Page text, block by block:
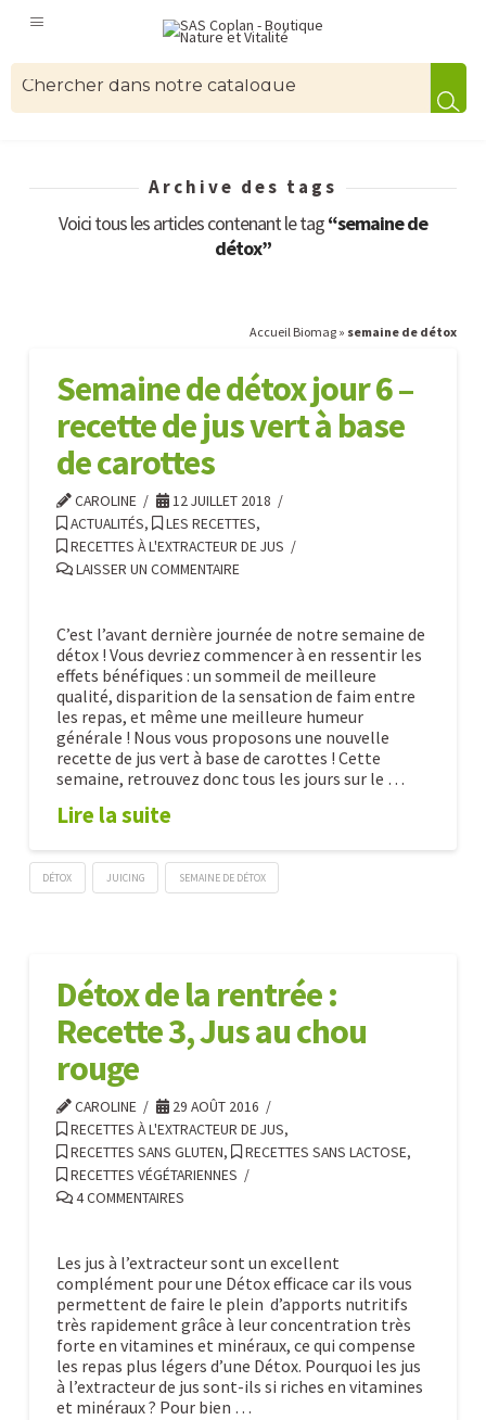
Archive des tags
Voici tous les articles contenant le tag“semaine de
détox”
Accueil Biomag » semaine de détox
Semaine de détox jour 6 –
recette de jus vert à base
de carottes
CAROLINE
12 JUILLET 2018
ACTUALITÉS, LES RECETTES,
RECETTES À L'EXTRACTEUR DE JUS
LAISSER UN COMMENTAIRE
C’est l’avant dernière journée de notre semaine de
détox ! Vous devriez commencer à en ressentir les
effets bénéfiques : un sommeil de meilleure
qualité, disparition de la sensation de faim entre
les repas, et même une meilleure humeur
générale ! Nous vous proposons une nouvelle
recette de jus vert à base de carottes ! Cette
semaine, retrouvez donc tous les jours sur le …
Lire la suite
DÉTOX JUICING SEMAINE DE DÉTOX
détox
jour
recette
de
jus
vert
base
de
carottes07.12.2018
Détox de la rentrée :
Recette 3, Jus au chou
rouge
CAROLINE
29 AOÛT 2016
RECETTES À L'EXTRACTEUR DE JUS,
RECETTES SANS GLUTEN, RECETTES SANS LACTOSE,
RECETTES VÉGÉTARIENNES
4 COMMENTAIRES
Les jus à l’extracteur sont un excellent
complément pour une Détox efficace car ils vous
permettent de faire le plein d’apports nutritifs
très rapidement grâce à leur concentration très
forte en vitamines et minéraux, ce qui compense
les repas plus légers d’une Détox. Pourquoi les jus
à l’extracteur de jus sont-ils si riches en vitamines
et minéraux ? Pour bien …